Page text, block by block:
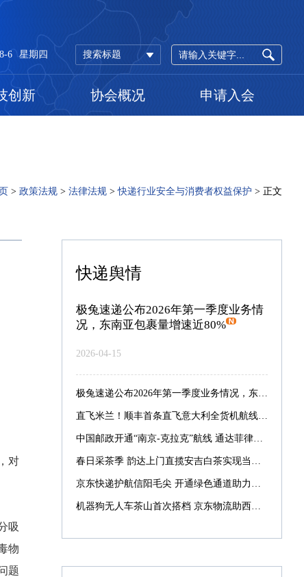
搜索标题
6 星期四
创新 协会概况 申请入会
> 政策法规 > 法律法规 >快递行业安全与消费者权益保护 > 正文
对
吸
物
题
快递舆情
极兔速递公布2026年第一季度业务情
况，东南亚包裹量增速近80%
2026-04-15
极兔速递公布2026年第一季度业务情况，东南亚包裹量增速近80%
直飞米兰！顺丰首条直飞意大利全货机航线启航
中国邮政开通“南京-克拉克”航线 通达菲律宾航线增至7条
春日采茶季 韵达上门直揽安吉白茶实现当日采摘当日寄递
京东快递护航信阳毛尖 开通绿色通道助力最快次晨达全国
机器狗无人车茶山首次搭档 京东物流助西湖龙井提速抢鲜